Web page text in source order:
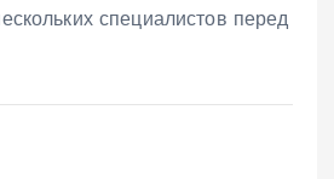
специалистов перед